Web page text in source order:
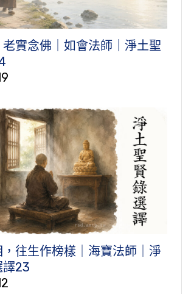
實念佛｜如會法師｜淨土聖
往生作榜樣｜海寶法師｜淨
譯23